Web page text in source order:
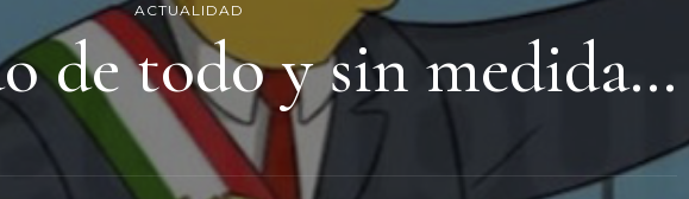
ACTUALIDAD
de todo y sin medida…